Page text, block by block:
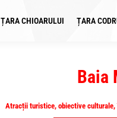
ȚARA CHIOARULUI ȚARA
Baia
Atracții turistice, obiective